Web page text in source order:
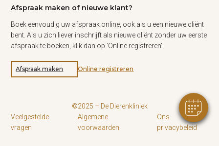
Afspraak maken of nieuwe klant?
Boek eenvoudig uw afspraak online, ook als u een nieuwe cliënt
bent. Als u zich liever inschrijft als nieuwe cliënt zonder uw eerste
afspraak te boeken, klik dan op ‘Online registreren’.
Afspraak maken Online registreren
©2025 – De Dierenkliniek
Veelgestelde
vragen
Algemene
voorwaarden
Ons
privacybeleid